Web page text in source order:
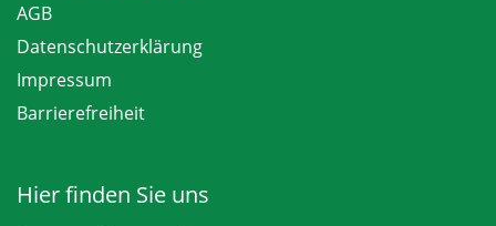
AGB
Datenschutzerklärung
Impressum
Barrierefreiheit
Hier finden Sie uns